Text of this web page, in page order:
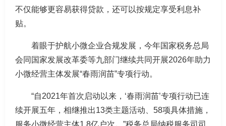
不仅能够更容易获得贷款，还可以按规定享受利息补
贴。
着眼于护航小微企业合规发展，今年国家税务总局
会同国家发展改革委等九部门继续共同开展2026年助力
小微经营主体发展“春雨润苗”专项行动。
“自2021年首次启动以来，‘春雨润苗’专项行动已连
续开展五年，相继推出13类主题活动、58项具体措施，
服务小微经营主体1.8亿户次。”税务总局纳税服务司司